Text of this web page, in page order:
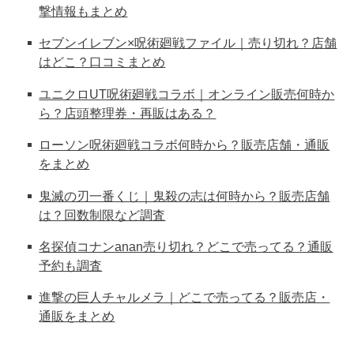
撃情報もまとめ
セブンイレブン×呪術廻戦ファイル｜売り切れ？店舗
はどこ？口コミまとめ
ユニクロUT呪術廻戦コラボ｜オンライン販売何時か
ら？店頭整理券・再販はある？
ローソン呪術廻戦コラボ何時から？販売店舗・通販
をまとめ
鬼滅の刃一番くじ｜鬼殺の志は何時から？販売店舗
は？回数制限など調査
名探偵コナンanan売り切れ？どこで売ってる？通販
予約も調査
進撃の巨人チャルメラ｜どこで売ってる？販売店・
通販をまとめ